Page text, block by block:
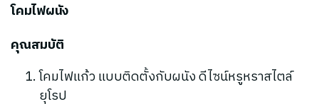
โคมไฟผนัง
คุณสมบัติ
โคมไฟแก้ว แบบติดตั้งกับผนัง ดีไซน์หรูหราสไตล์
ยุโรป